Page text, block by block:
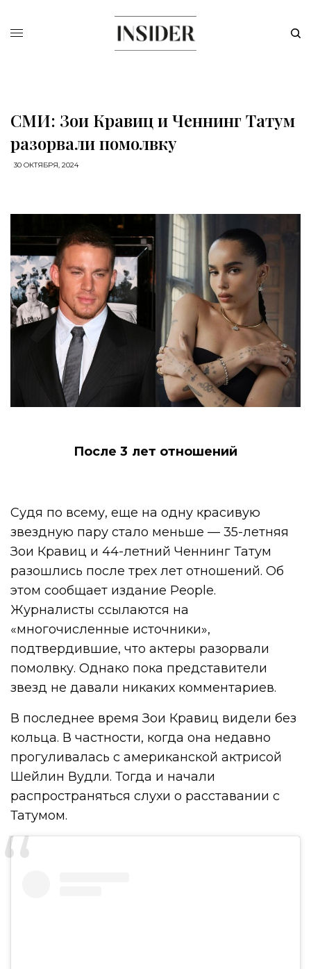
СМИ: Зои Кравиц и Ченнинг Татум
разорвали помолвку
30 ОКТЯБРЯ, 2024
После 3 лет отношений
Судя по всему, еще на одну красивую
звездную пару стало меньше — 35-летняя
Зои Кравиц и 44-летний Ченнинг Татум
разошлись после трех лет отношений. Об
этом сообщает издание People.
Журналисты ссылаются на
«многочисленные источники»,
подтвердившие, что актеры разорвали
помолвку. Однако пока представители
звезд не давали никаких комментариев.
В последнее время Зои Кравиц видели без
кольца. В частности, когда она недавно
прогуливалась с американской актрисой
Шейлин Вудли. Тогда и начали
распространяться слухи о расставании с
Татумом.